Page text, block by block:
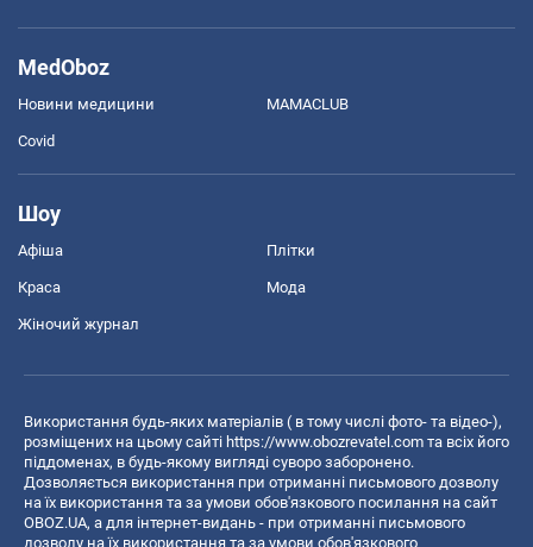
MedOboz
Новини медицини MAMACLUB
Covid
Шоу
Афіша Плітки
Краса Мода
Жіночий журнал
Використання будь-яких матеріалів ( в тому числі фото- та відео-),
розміщених на цьому сайті https://www.obozrevatel.com та всіх його
піддоменах, в будь-якому вигляді суворо заборонено.
Дозволяється використання при отриманні письмового дозволу
на їх використання та за умови обов'язкового посилання на сайт
OBOZ.UA, а для інтернет-видань - при отриманні письмового
дозволу на їх використання та за умови обов'язкового